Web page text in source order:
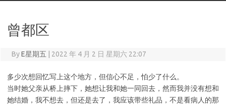
曾都区
ByE星期五 2022 年 4 月 2 日 星期六 22:07
多少次想回忆写上这个地方，但信心不足，怕少了什么。
当时她父亲从桥上摔下，她想让我和她一同回去，然而我并没有想和
她结婚，我不想去，但还是去了，我应该带些礼品，不是看病人的那